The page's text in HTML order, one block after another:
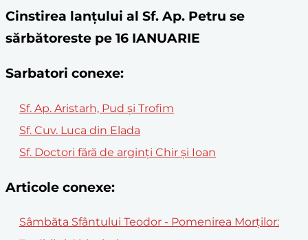
Cinstirea lanţului al Sf. Ap. Petru se
sărbătoreste pe 16 IANUARIE
Sarbatori conexe:
Sf. Ap. Aristarh, Pud și Trofim
Sf. Cuv. Luca din Elada
Sf. Doctori fără de arginţi Chir şi Ioan
Articole conexe:
Sâmbăta Sfântului Teodor - Pomenirea Morților: